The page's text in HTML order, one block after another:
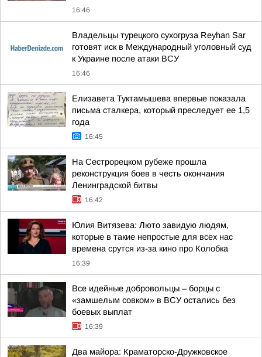
16:46
Владельцы турецкого сухогруза Reyhan Sar
готовят иск в Международный уголовный суд
к Украине после атаки ВСУ
16:46
Елизавета Туктамышева впервые показала
письма сталкера, который преследует ее 1,5
года
16:45
На Сестрорецком рубеже прошла
реконструкция боев в честь окончания
Ленинградской битвы
16:42
Юлия Витязева: Люто завидую людям,
которые в такие непростые для всех нас
времена срутся из-за кино про Колобка
16:39
Все идейные добровольцы – борцы с
«замшелым совком» в ВСУ остались без
боевых выплат
16:39
Два майора: Краматорско-Дружковское